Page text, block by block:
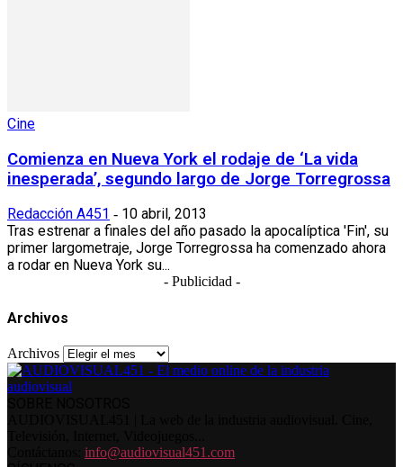
Cine
Comienza en Nueva York el rodaje de ‘La vida
inesperada’, segundo largo de Jorge Torregrossa
Redacción A451 - 10 abril, 2013
Tras estrenar a finales del año pasado la apocalíptica 'Fin', su
primer largometraje, Jorge Torregrossa ha comenzado ahora
a rodar en Nueva York su...
- Publicidad -
Archivos
Archivos
info@audiovisual451.com